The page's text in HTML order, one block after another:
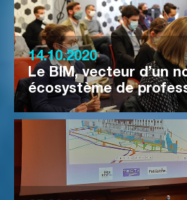
14.10.2020
Le BIM, vecteur d’un
écosystème de